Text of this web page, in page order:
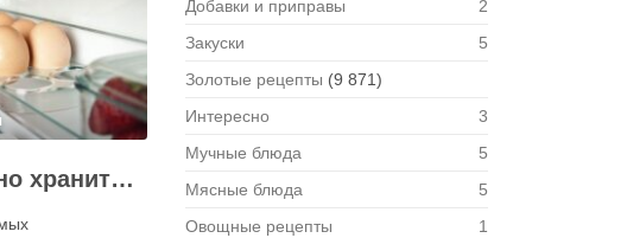
Как правильно хранить яйца: в холодильнике или на полке?
Добавки и приправы
2
Закуски
5
Золотые рецепты (9 871)
Интересно
3
Мучные блюда
5
Мясные блюда
5
Овощные рецепты
1